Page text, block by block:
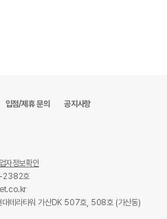
입점/제휴 문의 공지사항
자정보확인
-2382호
대테라타워 가산DK 507호, 508호 (가산동)